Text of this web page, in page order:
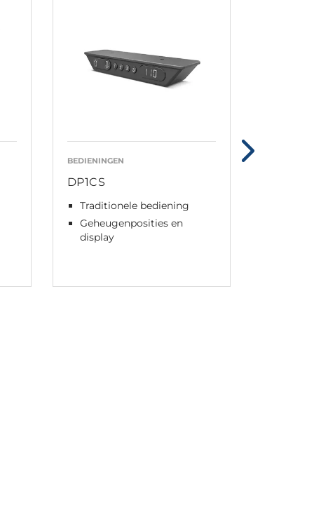
BEDIENINGEN
DP1CS
Traditionele bediening
Geheugenposities en
display